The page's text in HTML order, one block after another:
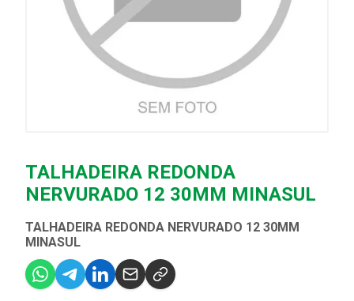
TALHADEIRA REDONDA
NERVURADO 12 30MM MINASUL
TALHADEIRA REDONDA NERVURADO 12 30MM
MINASUL